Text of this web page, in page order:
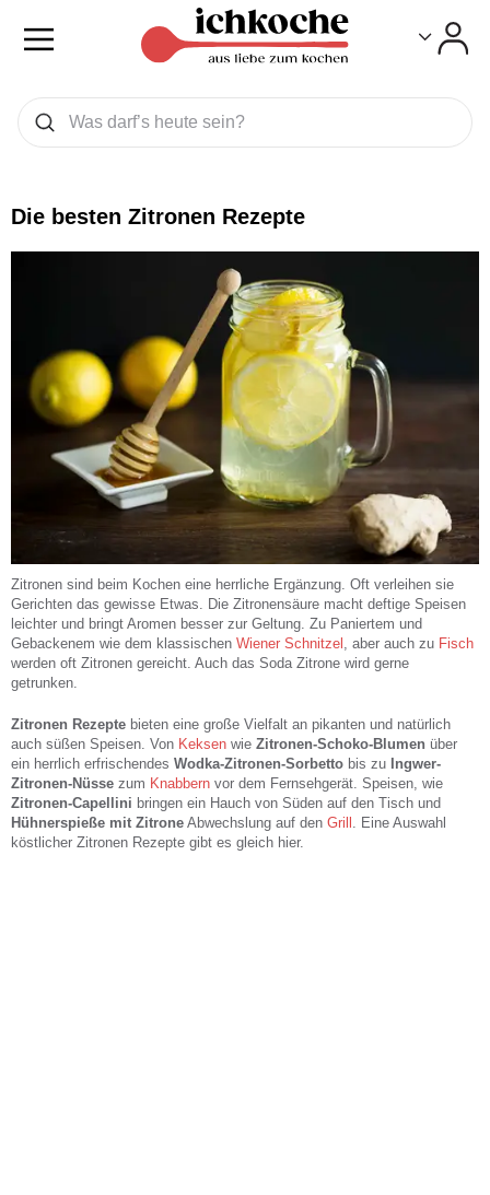
Was wollen Sie suchen
Suchen
Die besten Zitronen Rezepte
Zitronen sind beim Kochen eine herrliche Ergänzung. Oft verleihen sie
Gerichten das gewisse Etwas. Die Zitronensäure macht deftige Speisen
leichter und bringt Aromen besser zur Geltung. Zu Paniertem und
Gebackenem wie dem klassischen Wiener Schnitzel , aber auch zu Fisch
werden oft Zitronen gereicht. Auch das Soda Zitrone wird gerne
getrunken.
Zitronen Rezepte bieten eine große Vielfalt an pikanten und natürlich
auch süßen Speisen. Von Keksen wie Zitronen-Schoko-Blumen über
ein herrlich erfrischendes Wodka-Zitronen-Sorbetto bis zu Ingwer-
Zitronen-Nüsse zum Knabbern vor dem Fernsehgerät. Speisen, wie
Zitronen-Capellini bringen ein Hauch von Süden auf den Tisch und
Hühnerspieße mit Zitrone Abwechslung auf den Grill
. Eine Auswahl
köstlicher Zitronen Rezepte gibt es gleich hier.